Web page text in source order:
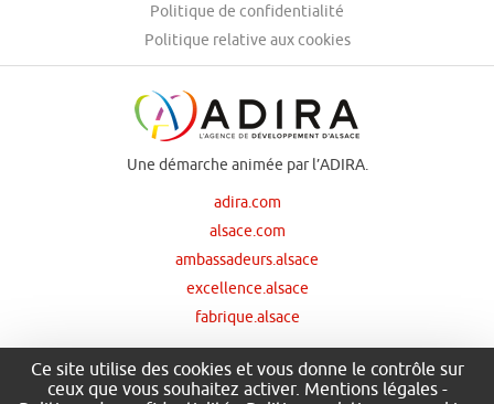
Politique de confidentialité
Politique relative aux cookies
Une démarche animée par l’ADIRA.
adira.com
alsace.com
ambassadeurs.alsace
excellence.alsace
fabrique.alsace
Ce site utilise des cookies et vous donne le contrôle sur
ceux que vous souhaitez activer. Mentions légales-